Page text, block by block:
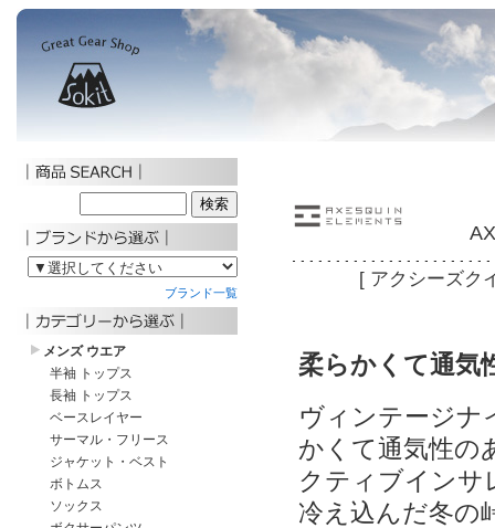
[ アクシーズク
柔らかくて通気
ヴィンテージナ
かくて通気性の
クティブインサ
冷え込んだ冬の